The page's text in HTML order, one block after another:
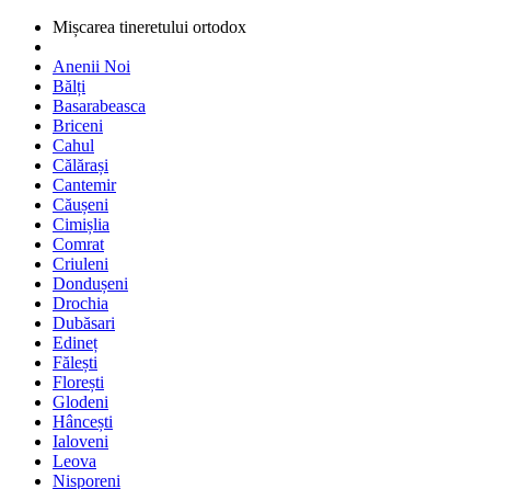
Mișcarea tineretului ortodox
Anenii Noi
Bălți
Basarabeasca
Briceni
Cahul
Călărași
Cantemir
Căușeni
Cimișlia
Comrat
Criuleni
Dondușeni
Drochia
Dubăsari
Edineț
Fălești
Florești
Glodeni
Hâncești
Ialoveni
Leova
Nisporeni